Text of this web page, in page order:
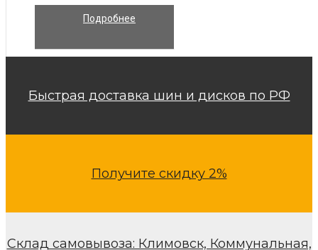
Подробнее
Быстрая доставка шин и дисков по РФ
Получите скидку 2%
Склад самовывоза: Климовск, Коммунальная,